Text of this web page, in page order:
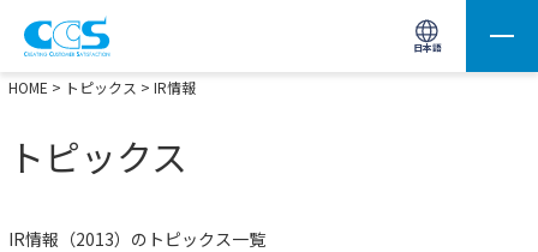
日本語
画像処理用の製品検索 サイト内検索(Enterで実行)
HOME > トピックス > IR情報
トピックス
IR情報（2013）のトピックス一覧